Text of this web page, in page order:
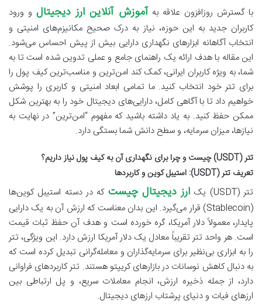
با گسترش روزافزون علاقه به آموزش آنلاین ارز دیجیتال و ورود
کاربران جدید به این حوزه، نیاز به درک صحیح مکانیزم‌های امنیتی و
انتخاب آگاهانه ابزارهای نگهداری دارایی بیش از پیش احساس می‌شود.
این مقاله با هدف ارائه یک راهنمای جامع و عملی تدوین شده است تا به
شما، به ویژه کاربران ایرانی، کمک کند امن‌ترین و مناسب‌ترین کیف پول را
برای تتر خود انتخاب کنید. ما تمامی ابعاد امنیتی و کاربری را پوشش
خواهیم داد تا با آگاهی کامل، دارایی‌های دیجیتال خود را به بهترین شکل
ممکن حفظ کنید. به یاد داشته باشید که مفهوم “امن‌ترین” در نهایت به
نیازها، میزان سرمایه، و سطح دانش شما بستگی دارد.
تتر (USDT) چیست و چرا برای نگهداری آن به کیف پول نیاز داریم؟
تعریف تتر (USDT): استیبل کوین و کاربردها
تتر (USDT) یک ارز دیجیتال چیست که در دسته استیبل کوین‌ها
(Stablecoin) قرار می‌گیرد. این بدان معناست که ارزش آن به یک دارایی
پایدار، معمولاً دلار آمریکا، گره خورده است و هدف آن حفظ ثبات قیمت
است. هر واحد تتر تقریباً معادل یک دلار آمریکا ارزش دارد. این ویژگی، تتر
را به ابزاری بی‌نظیر برای سرمایه‌گذاران و معامله‌گرانی تبدیل کرده است که
به دنبال کاهش نوسانات در بازارهای کریپتو هستند. تتر کاربردهای فراوانی
دارد، از جمله ذخیره ارزش، انجام معاملات سریع، و پل ارتباطی بین
ارزهای فیات و دنیای پرشتاب ارزهای دیجیتال.